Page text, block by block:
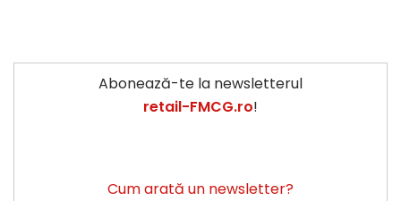
Abonează-te la newsletterul
retail-FMCG.ro!
Cum arată un newsletter?